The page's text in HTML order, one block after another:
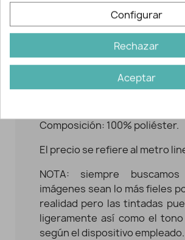
camiseros o con cortes,
pantalones palazzo o
consiguiendo prendas
buena caída y
recomienda forrar la prenda
evitar transparencias.
Composición: 100% poliéster.
El precio se refiere al metro
NOTA: siempre
imágenes sean lo más fieles
realidad pero las tintadas
ligeramente así como el
según el dispositivo empleado.
Configurar
Rechazar
Aceptar